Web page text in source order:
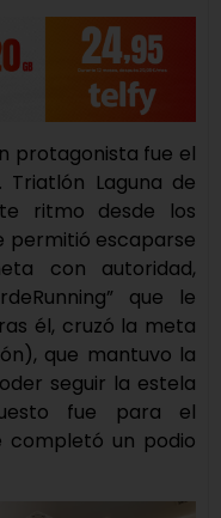
protagonista fue el
Triatlón Laguna de
ritmo desde los
permitió escaparse
con autoridad,
que le
él, cruzó la meta
que mantuvo la
seguir la estela
fue para el
completó un podio